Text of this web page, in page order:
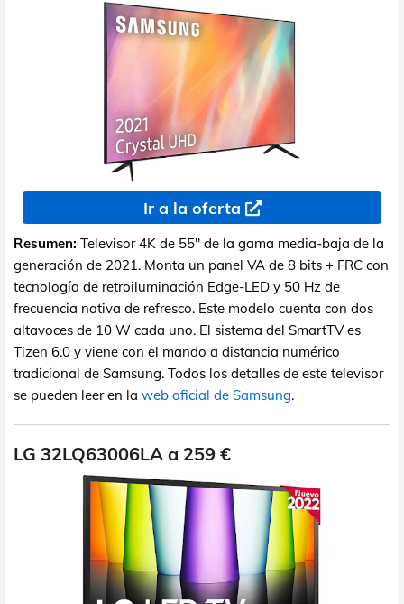
Ir a la oferta
Resumen: Televisor 4K de 55" de la gama media-baja de la
generación de 2021. Monta un panel VA de 8 bits + FRC con
tecnología de retroiluminación Edge-LED y 50 Hz de
frecuencia nativa de refresco. Este modelo cuenta con dos
altavoces de 10 W cada uno. El sistema del SmartTV es
Tizen 6.0 y viene con el mando a distancia numérico
tradicional de Samsung. Todos los detalles de este televisor
se pueden leer en la web oficial de Samsung.
LG 32LQ63006LA a 259 €